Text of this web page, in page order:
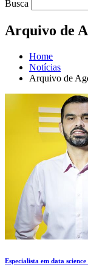
Busca
Arquivo de
Home
Notícias
Arquivo de
Especialista em data